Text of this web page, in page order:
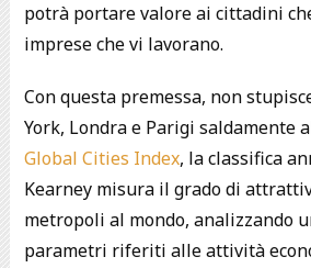
potrà portare valore ai cittadini
imprese che vi lavorano.
Con questa premessa, non
York, Londra e Parigi saldamente
Global Cities Index, la classifica
Kearney misura il grado di
metropoli al mondo, analizzando
parametri riferiti alle attività